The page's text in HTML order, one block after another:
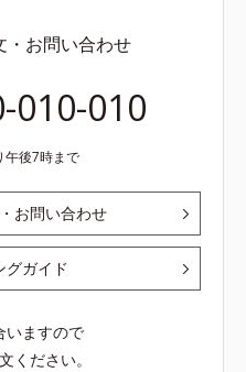
・お問い合わせ
010-010
午後7時まで
お問い合わせ
グガイド
いますので
ください。